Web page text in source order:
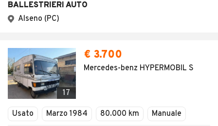
BALLESTRIERI AUTO
Alseno (PC)
17
€ 3.700
Mercedes-benz HYPERMOBIL S
Usato Marzo 1984 80.000 km Manuale